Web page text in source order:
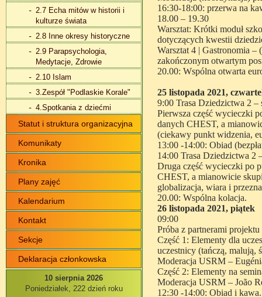
2.7 Echa mitów w historii i
kulturze świata
2.8 Inne okresy historyczne
2.9 Parapsychologia,
Medytacje, Zdrowie
2.10 Islam
3.Zespół "Podlaskie Korale"
4.Spotkania z dziećmi
Statut i struktura organizacyjna
Komunikaty
Kronika
Plany zajęć
Kalendarium
Kontakt
Sekcje
Deklaracja członkowska
10 sierpnia 2026
Poniedziałek, 222 dzień roku
16:30-18:00: przerwa na
18.00 – 19.30
Warsztat: Krótki moduł
dotyczących kwestii
Warsztat 4 | Gastronomia
zakończonym otwartym
20.00: Wspólna otwarta
25 listopada 2021,
9:00 Trasa Dziedzictwa 2 –
Pierwsza część wycieczki
danych CHEST, a
(ciekawy punkt widzenia,
13:00 -14:00: Obiad
14:00 Trasa Dziedzictwa 2
Druga część wycieczki po
CHEST, a mianowicie
globalizacja, wiara i
20.00: Wspólna kolacja.
26 listopada 2021, piątek
09:00
Próba z partnerami
Część 1: Elementy dla
uczestnicy (tańczą,
Moderacja USRM –
Część 2: Elementy na
Moderacja USRM – João
12:30 -14:00: Obiad i kawa.